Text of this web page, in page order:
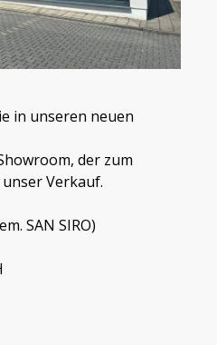
in unseren neuen
der zum
Verkauf.
SAN SIRO)